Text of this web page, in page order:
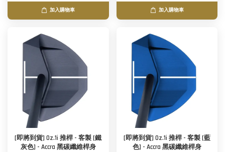
加入購物車 加入購物車
[即將到貨] Oz.1i 推桿 - 客製 [鐵
灰色] - Accra 黑碳纖維桿身
[即將到貨] Oz.1i 推桿 - 客製 [藍
色] - Accra 黑碳纖維桿身